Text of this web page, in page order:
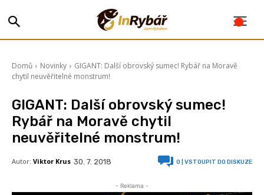
Domů Novinky
GIGANT: Další obrovský sumec! Rybář na Moravě
chytil neuvěřitelné monstrum!
GIGANT: Další obrovský sumec!
Rybář na Moravě chytil
neuvěřitelné monstrum!
Autor: Viktor Krus 30. 7. 2018 0 | VSTOUPIT DO DISKUZE
- Reklama -